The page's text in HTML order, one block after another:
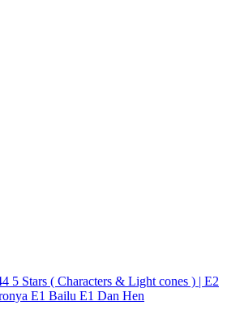
5 Stars ( Characters & Light cones ) | E2
E1 Bailu E1 Dan Hen